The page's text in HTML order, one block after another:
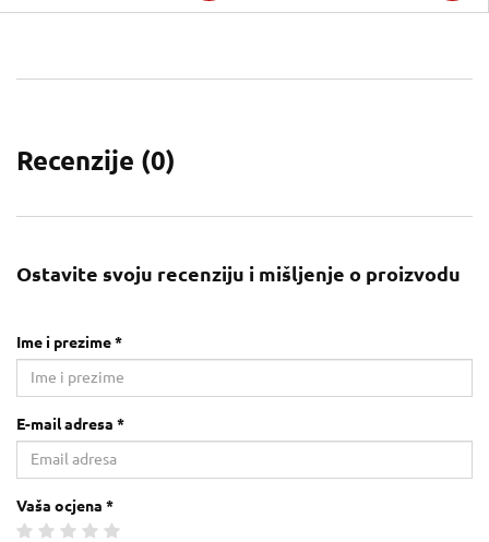
Recenzije (0)
Ostavite svoju recenziju i mišljenje o proizvodu
Ime i prezime *
E-mail adresa *
Vaša ocjena *